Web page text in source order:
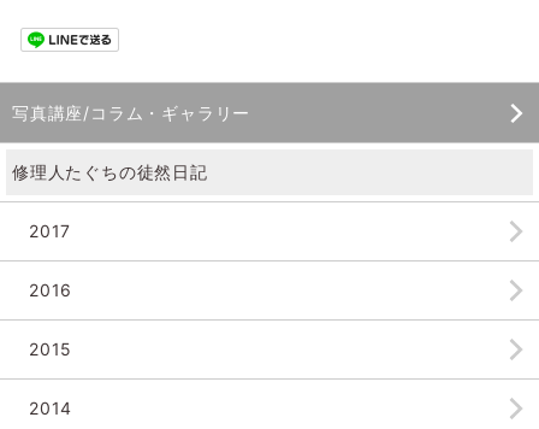
写真講座/コラム・ギャラリー
修理人たぐちの徒然日記
2017
2016
2015
2014